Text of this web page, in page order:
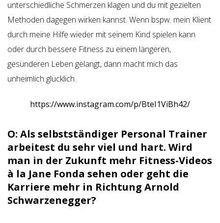
unterschiedliche Schmerzen klagen und du mit gezielten
Methoden dagegen wirken kannst. Wenn bspw. mein Klient
durch meine Hilfe wieder mit seinem Kind spielen kann
oder durch bessere Fitness zu einem längeren,
gesünderen Leben gelangt, dann macht mich das
unheimlich glücklich.
https://www.instagram.com/p/BteI1ViBh42/
O: Als selbstständiger Personal Trainer
arbeitest du sehr viel und hart. Wird
man in der Zukunft mehr Fitness-Videos
à la Jane Fonda sehen oder geht die
Karriere mehr in Richtung Arnold
Schwarzenegger?